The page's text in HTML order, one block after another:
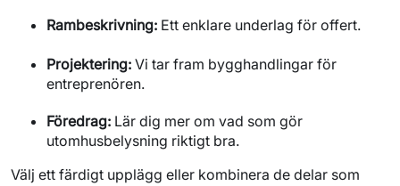
Rambeskrivning: Ett enklare underlag för offert.
Projektering: Vi tar fram bygghandlingar för
entreprenören.
Föredrag: Lär dig mer om vad som gör
utomhusbelysning riktigt bra.
Välj ett färdigt upplägg eller kombinera de delar som